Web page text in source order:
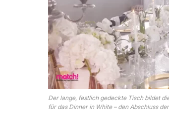
Der lange, festlich gedeckte Tisch bildet
für das Dinner in White – den Abschluss